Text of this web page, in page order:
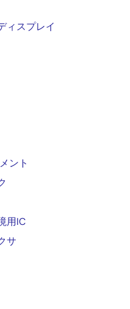
ィスプレイ
ント
用IC
サ